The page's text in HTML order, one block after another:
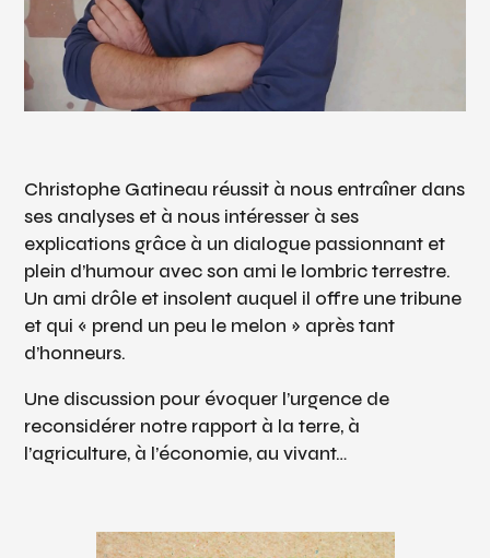
Christophe Gatineau réussit à nous entraîner dans
ses analyses et à nous intéresser à ses
explications grâce à un dialogue passionnant et
plein d’humour avec son ami le lombric terrestre.
Un ami drôle et insolent auquel il offre une tribune
et qui « prend un peu le melon » après tant
d’honneurs.
Une discussion pour évoquer l’urgence de
reconsidérer notre rapport à la terre, à
l’agriculture, à l’économie, au vivant…